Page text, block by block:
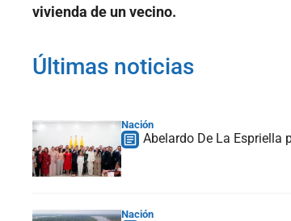
vivienda de un vecino.
Últimas noticias
Nación
Abelardo De La Espriella
Nación